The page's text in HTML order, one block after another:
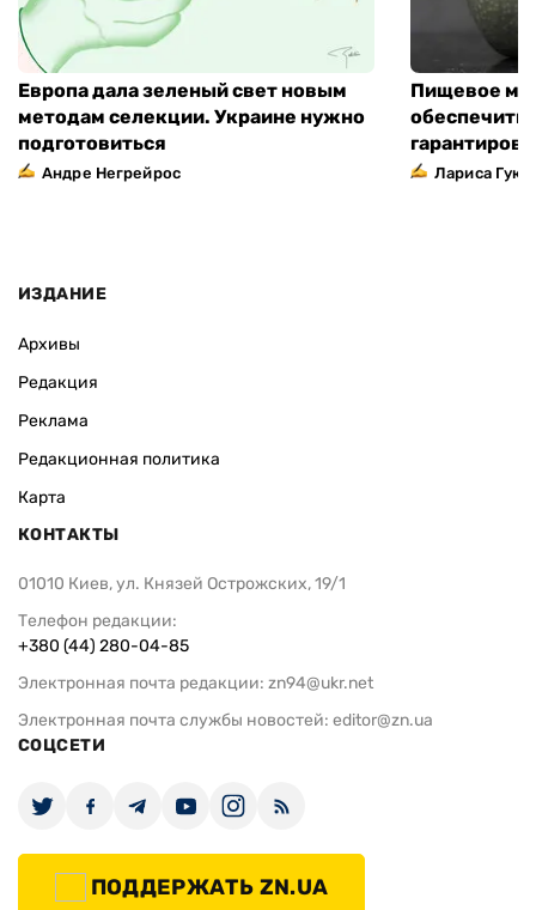
Европа дала зеленый свет новым
методам селекции. Украине нужно
подготовиться
Андре Негрейрос
Пищевое
обеспечить
Лариса Гук
ИЗДАНИЕ
Архивы
Редакция
Реклама
Редакционная политика
Карта
КОНТАКТЫ
01010 Киев, ул. Князей Острожских, 19/1
Телефон редакции:
+380 (44) 280-04-85
Электронная почта редакции: zn94@ukr.net
Электронная почта службы новостей: editor@zn.ua
СОЦСЕТИ
ПОДДЕРЖАТЬ ZN.UA